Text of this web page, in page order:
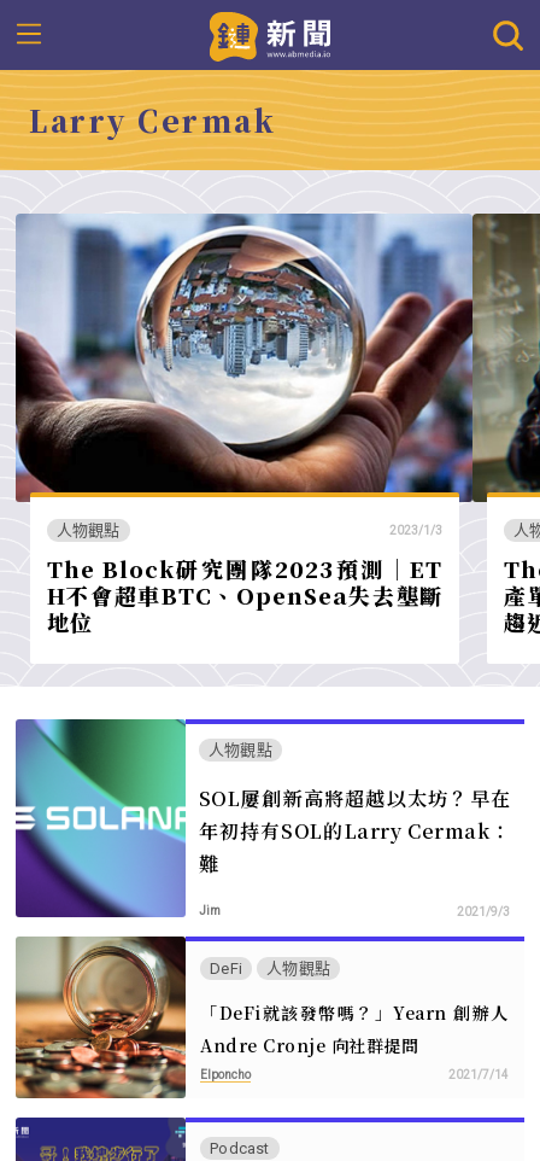
Larry Cermak
人物觀點 2023/1/3
The Block研究團隊2023預測｜ET
H不會超車BTC、OpenSea失去壟斷
地位
人
產
趨
人物觀點
SOL屢創新高將超越以太坊？早在
年初持有SOL的Larry Cermak：
難
Jim 2021/9/3
DeFi 人物觀點
「DeFi就該發幣嗎？」Yearn 創辦人
Andre Cronje 向社群提問
Elponcho 2021/7/14
Podcast